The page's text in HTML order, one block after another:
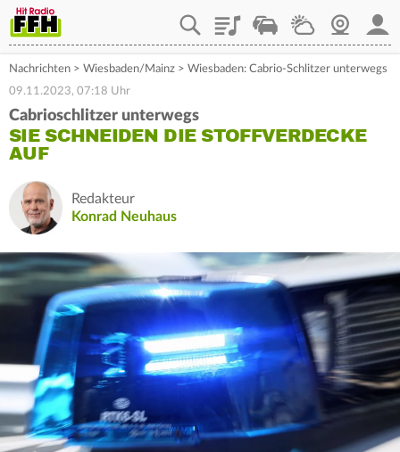
PlaylistStaupilotWetterWebcam
Nachrichten > Wiesbaden/Mainz > Wiesbaden: Cabrio-Schlitzer unterwegs
09.11.2023, 07:18 Uhr
Cabrioschlitzer unterwegs
SIE SCHNEIDEN DIE STOFFVERDECKE
AUF
Redakteur
Konrad Neuhaus